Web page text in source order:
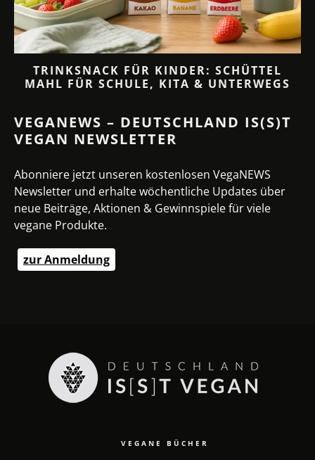
TRINKSNACK FÜR KINDER: SCHÜTTEL
MAHL FÜR SCHULE, KITA & UNTERWEGS
VEGANEWS – DEUTSCHLAND IS(S)T
VEGAN NEWSLETTER
Abonniere jetzt unseren kostenlosen VegaNEWS
Newsletter und erhalte wöchentliche Updates über
neue Beiträge, Aktionen & Gewinnspiele für viele
vegane Produkte.
zur Anmeldung
VEGANE BÜCHER